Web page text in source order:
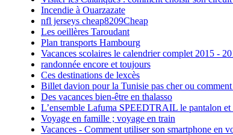
Incendie à Ouarzazate
nfl jerseys cheap8209Cheap
Les oeillères Taroudant
Plan transports Hambourg
Vacances scolaires le calendrier complet 2015 -
randonnée encore et toujours
Ces destinations de lexcès
Billet davion pour la Tunisie pas cher ou
Des vacances bien-être en thalasso
L’ensemble Lafuma SPEEDTRAIL le pantalon
Voyage en famille ; voyage en train
Vacances - Comment utiliser son smartphone en